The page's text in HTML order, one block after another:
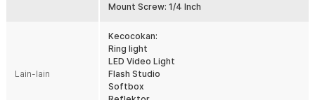
gambar. Fleksibilitas tinggi ini memudahkan pengguna
Cocok digunakan untuk foto produk, portrait, video, hingga
Sistem Pengunci Kokoh dan Aman
Tripod dilengkapi mekanisme pengunci pada setiap bagian tiang
sehingga posisi tinggi tetap stabil setelah diatur. Sistem ini
Mount Screw: 1/4 Inch
Lain-lain
Kecocokan:
Ring light
LED Video Light
Flash Studio
Softbox